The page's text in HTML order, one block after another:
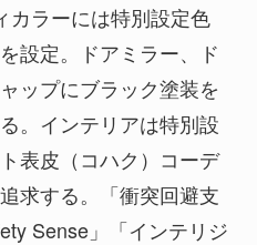
カラーには特別設定色
設定。ドアミラー、ド
ップにブラック塗装を
。インテリアは特別設
表皮（コハク）コーデ
求する。「衝突回避支
Sense」「インテリジ